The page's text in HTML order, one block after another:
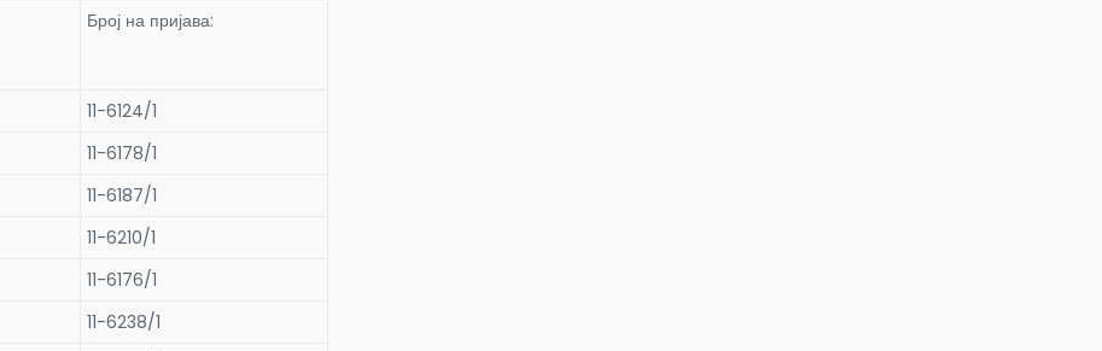
Број на пријава:
11-6124/1
11-6178/1
11-6187/1
11-6210/1
11-6176/1
11-6238/1